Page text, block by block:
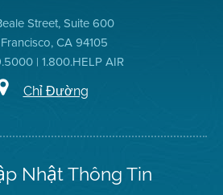
Street, Suite 600
CA 94105
| 1.800.HELP AIR
Chỉ Đường
Nhật Thông Tin